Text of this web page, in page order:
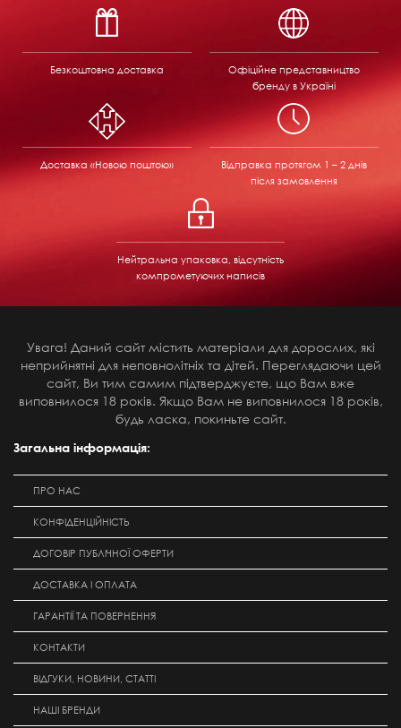
Безкоштовна доставка
Офіційне представництво
бренду в Україні
Доставка «Новою поштою» Відправка протягом 1 – 2 днів
після замовлення
Нейтральна упаковка, відсутність
компрометуючих написів
Увага! Даний сайт містить матеріали для дорослих, які
неприйнятні для неповнолітніх та дітей. Переглядаючи цей
сайт, Ви тим самим підтверджуєте, що Вам вже
виповнилося 18 років. Якщо Вам не виповнилося 18 років,
будь ласка, покиньте сайт.
Загальна інформація:
ПРО НАС
КОНФІДЕНЦІЙНІСТЬ
ДОГОВІР ПУБЛІЧНОЇ ОФЕРТИ
ДОСТАВКА І ОПЛАТА
ГАРАНТІЇ ТА ПОВЕРНЕННЯ
КОНТАКТИ
ВІДГУКИ, НОВИНИ, СТАТТІ
НАШІ БРЕНДИ